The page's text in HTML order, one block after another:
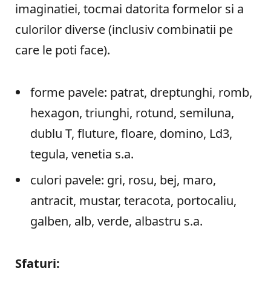
imaginatiei, tocmai datorita formelor si a
culorilor diverse (inclusiv combinatii pe
care le poti face).
forme pavele: patrat, dreptunghi, romb,
hexagon, triunghi, rotund, semiluna,
dublu T, fluture, floare, domino, Ld3,
tegula, venetia s.a.
culori pavele: gri, rosu, bej, maro,
antracit, mustar, teracota, portocaliu,
galben, alb, verde, albastru s.a.
Sfaturi: